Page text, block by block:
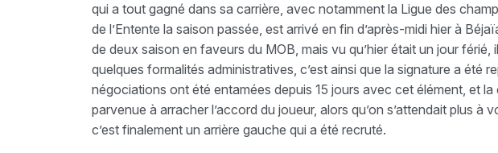
qui a tout gagné dans sa carrière, avec notamment la Ligue des
de l’Entente la saison passée, est arrivé en fin d’après-midi hier à
de deux saison en faveurs du MOB, mais vu qu’hier était un jour férié,
quelques formalités administratives, c’est ainsi que la signature a été
négociations ont été entamées depuis 15 jours avec cet élément, et
parvenue à arracher l’accord du joueur, alors qu’on s’attendait plus à
c’est finalement un arrière gauche qui a été recruté.